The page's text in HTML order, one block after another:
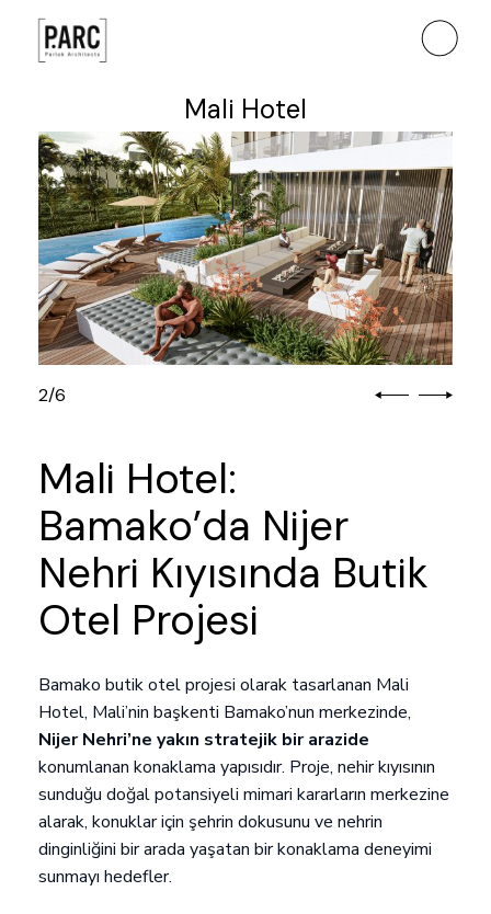
2/6
Mali Hotel
Mali Hotel:
Bamako’da Nijer
Nehri Kıyısında Butik
Otel Projesi
Bamako butik otel projesi olarak tasarlanan Mali
Hotel, Mali’nin başkenti Bamako’nun merkezinde,
Nijer Nehri’ne yakın stratejik bir arazide
konumlanan konaklama yapısıdır. Proje, nehir kıyısının
sunduğu doğal potansiyeli mimari kararların merkezine
alarak, konuklar için şehrin dokusunu ve nehrin
dinginliğini bir arada yaşatan bir konaklama deneyimi
sunmayı hedefler.